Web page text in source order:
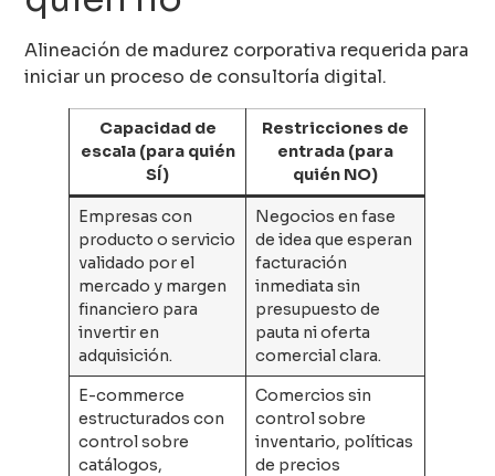
Alineación de madurez corporativa requerida para
iniciar un proceso de consultoría digital.
Capacidad de
escala (para quién
SÍ)
Restricciones de
entrada (para
quién NO)
Empresas con
producto o servicio
validado por el
mercado y margen
financiero para
invertir en
adquisición.
Negocios en fase
de idea que esperan
facturación
inmediata sin
presupuesto de
pauta ni oferta
comercial clara.
E-commerce
estructurados con
control sobre
catálogos,
Comercios sin
control sobre
inventario, políticas
de precios